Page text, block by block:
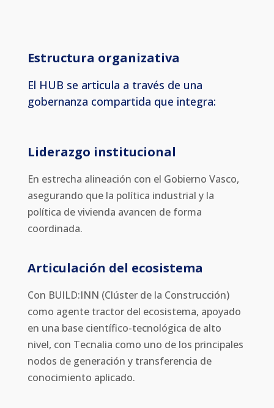
Estructura organizativa
El HUB se articula a través de una
gobernanza compartida que integra:
Liderazgo institucional
En estrecha alineación con el Gobierno Vasco,
asegurando que la política industrial y la
política de vivienda avancen de forma
coordinada.
Articulación del ecosistema
Con BUILD:INN (Clúster de la Construcción)
como agente tractor del ecosistema, apoyado
en una base científico-tecnológica de alto
nivel, con Tecnalia como uno de los principales
nodos de generación y transferencia de
conocimiento aplicado.